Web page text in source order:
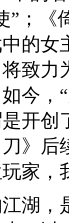
”；《
的女
致力
今，
开创
》后
家，
江湖